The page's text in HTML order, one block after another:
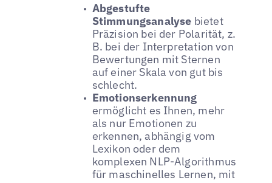
Abgestufte
Stimmungsanalyse bietet
Präzision bei der Polarität, z.
B. bei der Interpretation von
Bewertungen mit Sternen
auf einer Skala von gut bis
schlecht.
Emotionserkennung
ermöglicht es Ihnen, mehr
als nur Emotionen zu
erkennen, abhängig vom
Lexikon oder dem
komplexen NLP-Algorithmus
für maschinelles Lernen, mit